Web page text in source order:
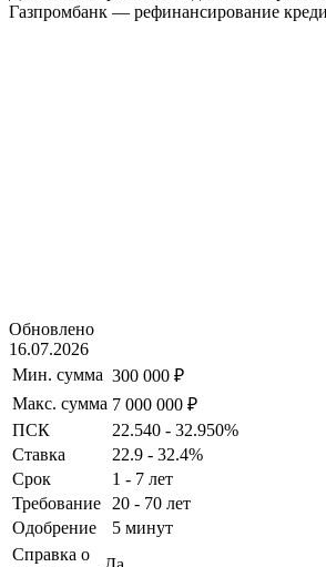
Газпромбанк — рефинансирование
Обновлено
16.07.2026
Мин. сумма 300 000 ₽
Макс. сумма 7 000 000 ₽
ПСК
22.540 - 32.950%
Ставка
22.9 - 32.4%
Срок
1 - 7 лет
Требование
20 - 70 лет
Одобрение
5 минут
Справка о